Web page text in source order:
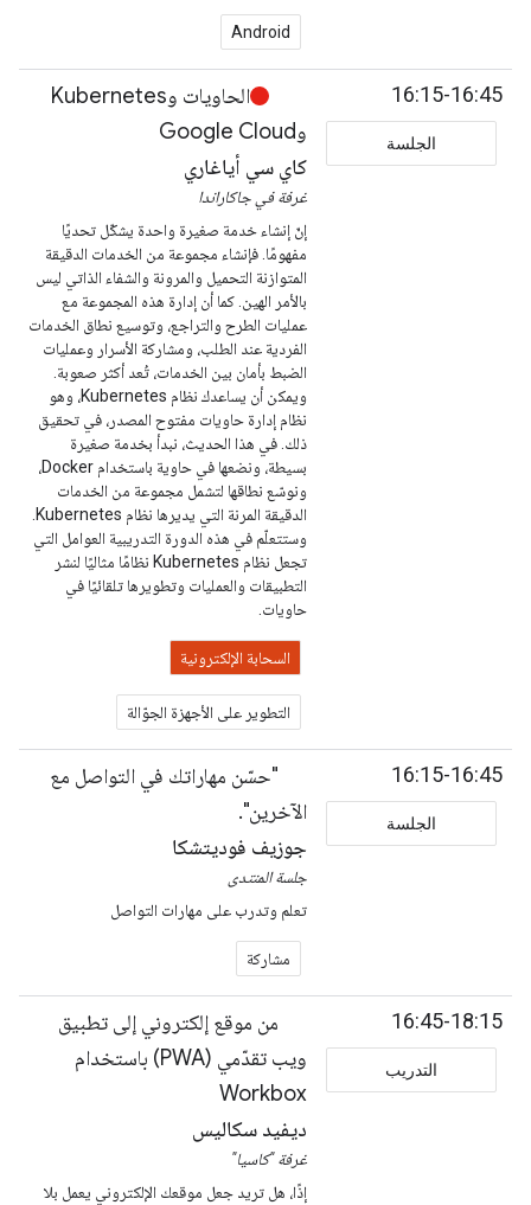
Android
16:15-16:45
الجلسة
الحاويات وKubernetes
وGoogle Cloud
كاي سي أياغاري
غرفة في جاكاراندا
إنّ إنشاء خدمة صغيرة واحدة يشكّل تحديًا
مفهومًا. فإنشاء مجموعة من الخدمات الدقيقة
المتوازنة التحميل والمرونة والشفاء الذاتي ليس
بالأمر الهين. كما أن إدارة هذه المجموعة مع
عمليات الطرح والتراجع، وتوسيع نطاق الخدمات
الفردية عند الطلب، ومشاركة الأسرار وعمليات
الضبط بأمان بين الخدمات، تُعد أكثر صعوبة.
ويمكن أن يساعدك نظام Kubernetes، وهو
نظام إدارة حاويات مفتوح المصدر، في تحقيق
ذلك. في هذا الحديث، نبدأ بخدمة صغيرة
بسيطة، ونضعها في حاوية باستخدام Docker،
ونوسّع نطاقها لتشمل مجموعة من الخدمات
وستتعلّم في هذه الدورة التدريبية العوامل التي
تجعل نظام Kubernetes نظامًا مثاليًا لنشر
التطبيقات والعمليات وتطويرها تلقائيًا في
حاويات.
السحابة الإلكترونية
التطوير على الأجهزة الجوّالة
16:15-16:45
الجلسة
"حسّن مهاراتك في التواصل مع
الآخرين".
جوزيف فوديتشكا
جلسة المنتدى
تعلم وتدرب على مهارات التواصل
مشاركة
16:45-18:15
التدريب
من موقع إلكتروني إلى تطبيق
ويب تقدّمي (PWA) باستخدام
Workbox
ديفيد سكاليس
غرفة "كاسيا"
إذًا، هل تريد جعل موقعك الإلكتروني يعمل بلا